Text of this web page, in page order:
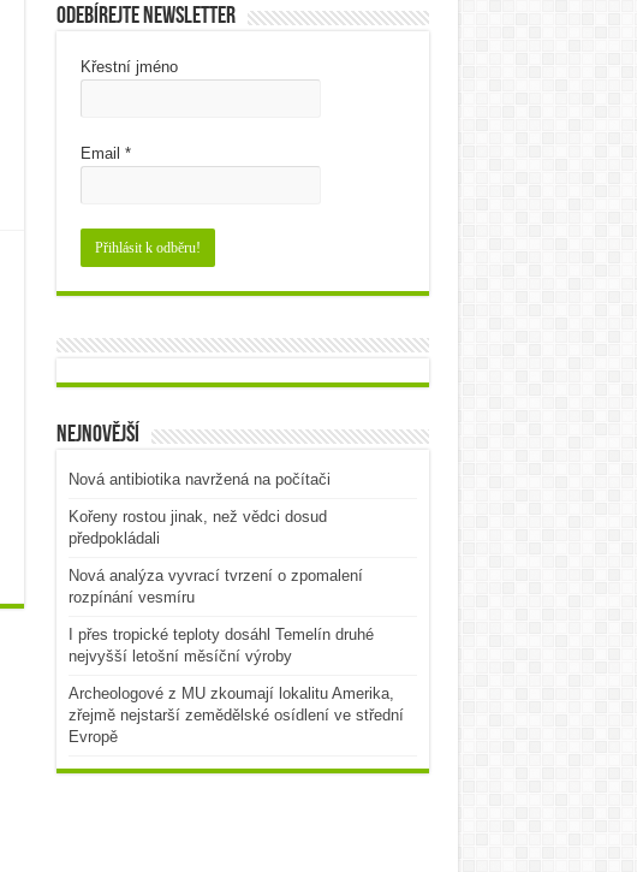
Odebírejte newsletter
Křestní jméno
Email *
Nejnovější
Nová antibiotika navržená na počítači
Kořeny rostou jinak, než vědci dosud
předpokládali
Nová analýza vyvrací tvrzení o zpomalení
rozpínání vesmíru
I přes tropické teploty dosáhl Temelín druhé
nejvyšší letošní měsíční výroby
Archeologové z MU zkoumají lokalitu Amerika,
zřejmě nejstarší zemědělské osídlení ve střední
Evropě